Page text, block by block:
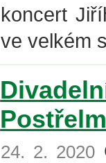
koncert
ve velkém
24. 2. 2020